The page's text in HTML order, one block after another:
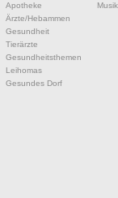
Apotheke
Ärzte/Hebammen
Gesundheit
Tierärzte
Gesundheitsthemen
Leihomas
Gesundes Dorf